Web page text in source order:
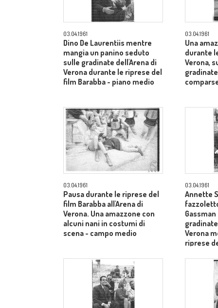
03.04.1961
Dino De Laurentiis mentre
mangia un panino seduto
sulle gradinate dell'Arena di
Verona durante le riprese del
film Barabba - piano medio
03.04.1961
Una
durante
Verona,
03.04.1961
Pausa durante le riprese del
film Barabba all'Arena di
Verona. Una amazzone con
alcuni nani in costumi di
scena - campo medio
03.04.1961
Annette
Verona
riprese